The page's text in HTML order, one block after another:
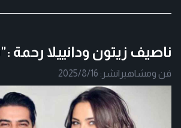
ناصيف زيتون ودانييلا رحمة :"نحن 3
فن ومشاهير |نشر: 2025/8/16